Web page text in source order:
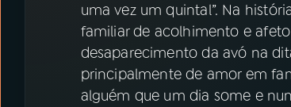
uma vez um quintal”. Na
familiar de acolhimento e
desaparecimento da avó na
principalmente de amor em
alguém que um dia some e